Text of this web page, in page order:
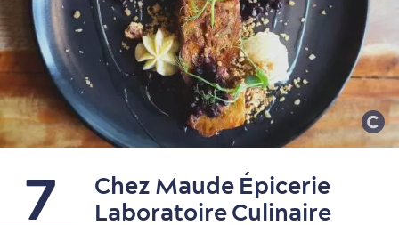
7
Chez Maude Épicerie
Laboratoire Culinaire